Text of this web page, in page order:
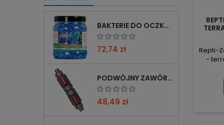
BAKTERIE DO OCZKA WODNEGO FEMANGA BUBBLE BIO START 1000 ML
72,74 zł
PODWÓJNY ZAWÓR CHIHIROS DOUBLE TAP 12/16→16/22 Z REDUKCJĄ 12→16 MM
48,49 zł
Repti-
-